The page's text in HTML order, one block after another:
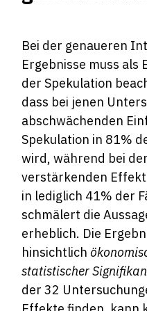
Bei der genaueren
Ergebnisse muss als
der Spekulation
dass bei jenen
abschwächenden
Spekulation in 81%
wird, während bei
verstärkenden
in lediglich 41% der
schmälert die
erheblich. Die
hinsichtlich
statistischer
der 32